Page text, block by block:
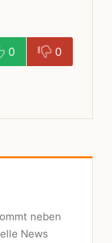
0 0
neben
News